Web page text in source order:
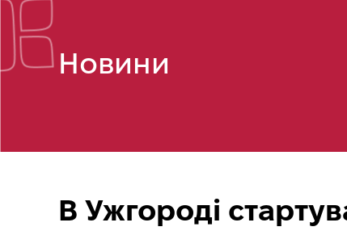
Новини
В Ужгороді